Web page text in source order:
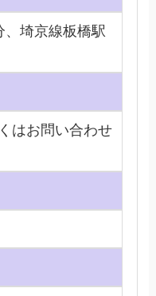
、埼京線板橋駅
はお問い合わせ